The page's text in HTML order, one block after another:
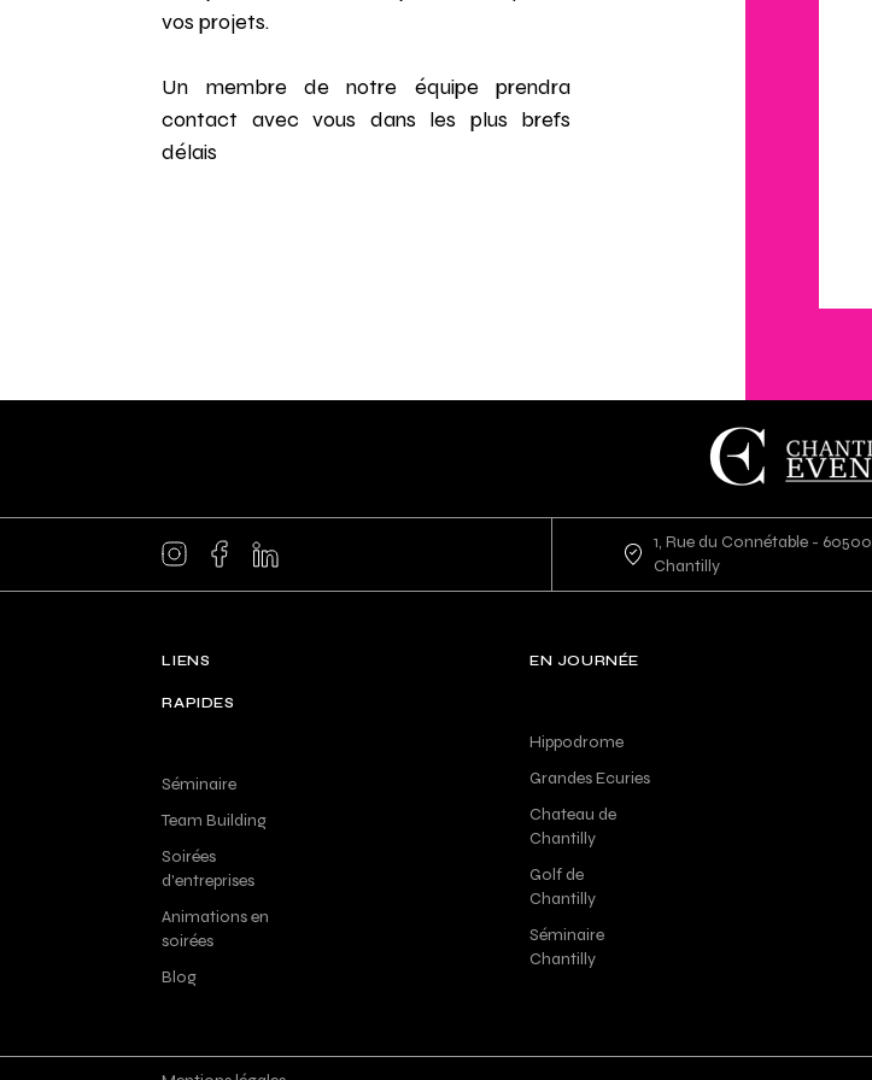
vos projets.
Un membre de notre équipe prendra
contact avec vous dans les plus brefs
délais
1, Rue du Connétable - 60500
Chantilly
LIENS
RAPIDES
Séminaire
Team Building
Soirées
d'entreprises
Animations en
soirées
Blog
EN JOURNÉE
Hippodrome
Grandes Ecuries
Chateau de
Chantilly
Golf de
Chantilly
Séminaire
Chantilly